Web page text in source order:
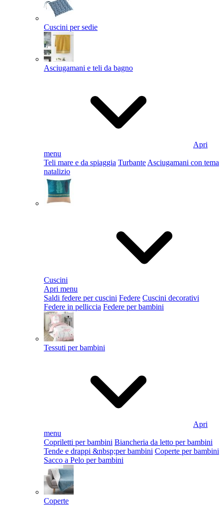
Cuscini per sedie
Asciugamani e teli da bagno
Apri
menu
Teli mare e da spiaggia Turbante Asciugamani con tema
natalizio
Cuscini
Apri menu
Saldi federe per cuscini Federe Cuscini decorativi
Federe in pelliccia Federe per bambini
Tessuti per bambini
Apri
menu
Copriletti per bambini Biancheria da letto per bambini
Tende e drappi &nbsp;per bambini Coperte per bambini
Sacco a Pelo per bambini
Coperte